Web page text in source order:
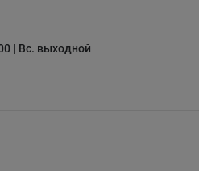
| Вс. выходной